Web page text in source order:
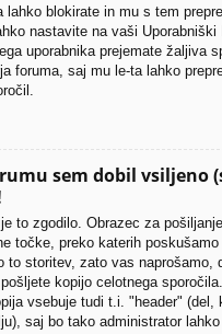
lahko blokirate in mu s tem
nastavite na vaši Uporabniški
uporabnika prejemate žaljiva
foruma, saj mu le-ta lahko
sem dobil vsiljeno
to zgodilo. Obrazec za
točke, preko katerih
to storitev, zato vas naprošamo,
kopijo celotnega
vsebuje tudi t.i. "header" (del,
saj bo tako administrator lahko